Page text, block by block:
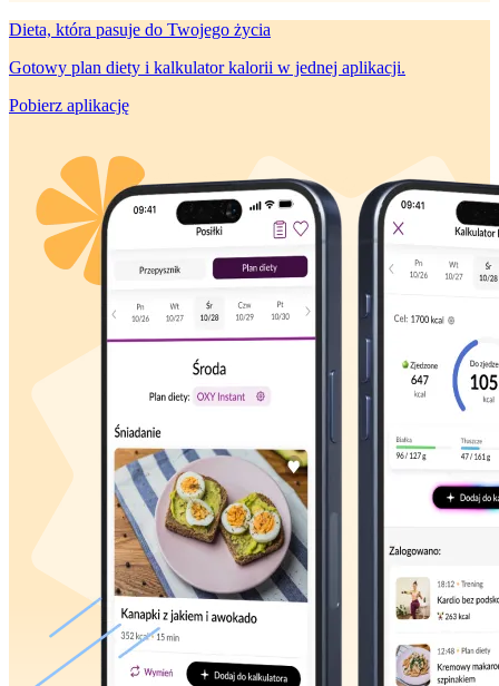
Dieta, która pasuje do Twojego życia
Gotowy plan diety i kalkulator kalorii w jednej aplikacji.
Pobierz aplikację